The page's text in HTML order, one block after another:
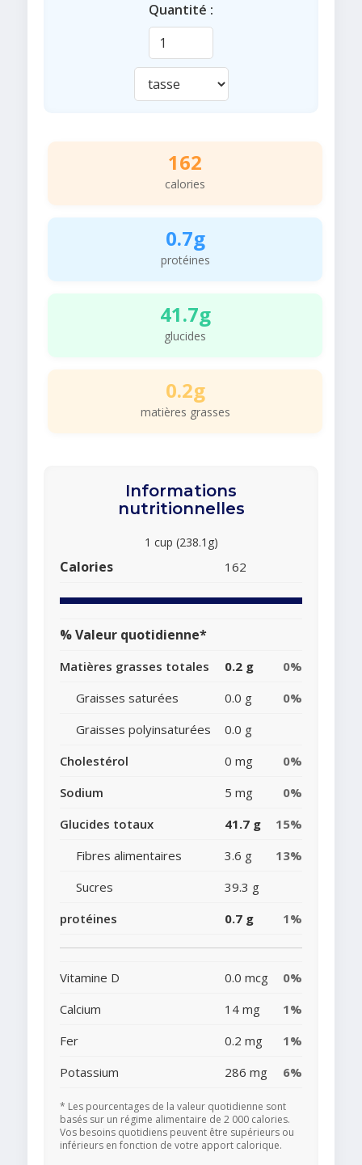
Quantité :
162
calories
0.7g
protéines
41.7g
glucides
0.2g
matières grasses
Informations
nutritionnelles
1 cup (238.1g)
Calories 162
% Valeur quotidienne*
Matières grasses totales 0.2 g
0%
Graisses saturées
0.0 g
0%
Graisses polyinsaturées
0.0 g
Cholestérol
0 mg
0%
Sodium
5 mg
0%
Glucides totaux
41.7 g
15%
Fibres alimentaires
3.6 g
13%
Sucres
39.3 g
protéines
0.7 g 1%
Vitamine D 0.0 mcg
0%
Calcium
14 mg
1%
Fer
0.2 mg
1%
Potassium
286 mg 6%
* Les pourcentages de la valeur quotidienne sont
basés sur un régime alimentaire de 2 000 calories.
Vos besoins quotidiens peuvent être supérieurs ou
inférieurs en fonction de votre apport calorique.